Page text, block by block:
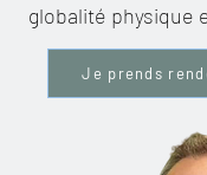
globalité physique
Je prends